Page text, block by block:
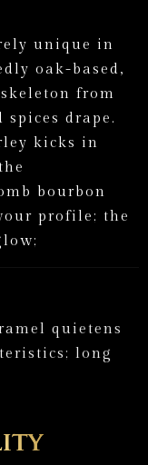
ely uniq ue in
dly oak-based,
skele ton from
spices drape.
ley kicks in
the
mb bourbon
our profile; the
low;
amel q uietens
teris tics ; long